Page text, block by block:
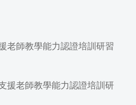
老師教學能力認證培訓研習
援老師教學能力認證培訓研